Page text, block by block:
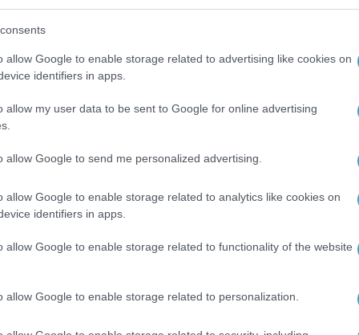
allow Google to enable storage related to advertising like cookies on
identifiers in apps.
allow my user data to be sent to Google for online advertising
allow Google to send me personalized advertising.
allow Google to enable storage related to analytics like cookies on
identifiers in apps.
allow Google to enable storage related to functionality of the website
allow Google to enable storage related to personalization.
και μπαζώματα και πήγαινε.
να σβήσεις έστω και ένα όνομα από τα 57
είναι θαύμα.
εκεί για όσο η δικαιοσύνη δεν κάνει το καθήκον
της δικαιοσύνης ρώτα τον φίλο σου τον